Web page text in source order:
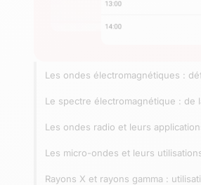
Les ondes électromagnétiques :
Le spectre électromagnétique : de
Les ondes radio et leurs
Les micro-ondes et leurs
Rayons X et rayons gamma :